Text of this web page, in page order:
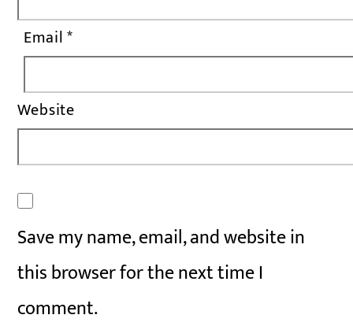
Email*
Website
Save my name, email, and website in
this browser for the next time I
comment.